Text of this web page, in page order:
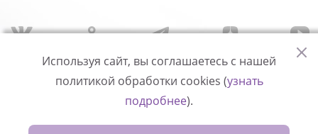
Политика конфиденциальности
© Измени одну жизнь
Используя сайт, вы соглашаетесь с нашей
политикой обработки cookies (узнать
подробнее).